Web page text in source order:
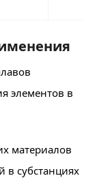
элементов в
материалов
субстанциях